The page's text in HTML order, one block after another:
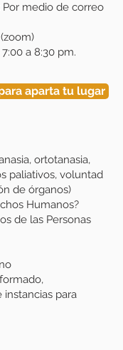
medio de correo
a 8:30 pm.
aparta tu lugar
ortotanasia,
paliativos, voluntad
de órganos)
Humanos?
de las Personas
para